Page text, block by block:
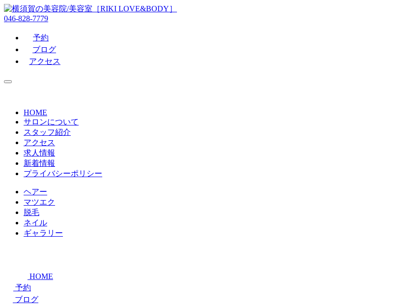
046-828-7779
予約
ブログ
アクセス
HOME
サロンについて
スタッフ紹介
アクセス
求人情報
新着情報
プライバシーポリシー
ヘアー
マツエク
脱毛
ネイル
ギャラリー
HOME
予約
ブログ